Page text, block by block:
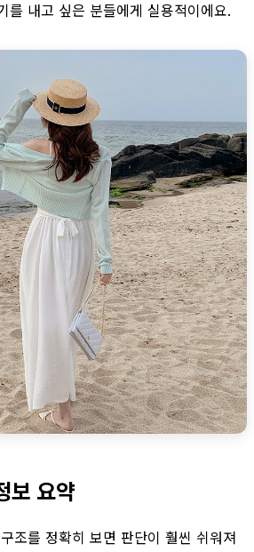
를 내고 싶은 분들에게 실용적이에요.
보 요약
조를 정확히 보면 판단이 훨씬 쉬워져